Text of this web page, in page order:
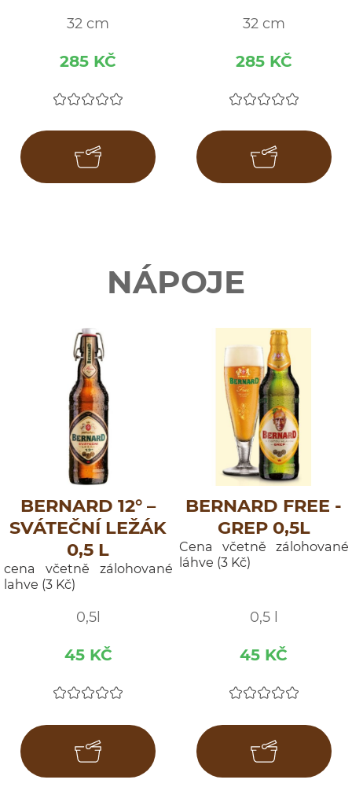
32 cm
285 KČ
32 cm
285 KČ
NÁPOJE
BERNARD 12° –
SVÁTEČNÍ LEŽÁK
0,5 L
cena včetně zálohované
lahve (3 Kč)
0,5l
45 KČ
BERNARD FREE -
GREP 0,5L
Cena včetně zálohované
láhve (3 Kč)
0,5 l
45 KČ